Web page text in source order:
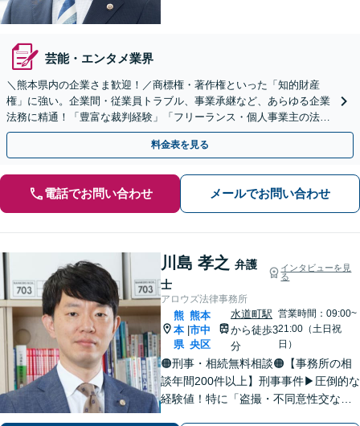
芸能・エンタメ業界
＼熊本県内の企業さま歓迎！／商標権・著作権といった「知的財産
権」に強い。企業間・従業員トラブル、事業承継など、あらゆる企業
法務に精通！「豊富な裁判経験」「フリーランス・個人事業主の法務
も可」【初回相談無料】
料金表を見る
電話でお問い合わせ メールでお問い合わせ
川島 孝之 弁護
士
インタビューを見
る
アロウズ法律事務所
熊
本
県
|
熊本
市中
央区
水道町駅
から徒歩3
分
営業時間：09:00~
21:00（土日祝
日）
🟠刑事・相続無料相談🟠【事務所の相
談年間200件以上】刑事事件▶︎圧倒的な
経験値！特に「盗撮・不同意性交など